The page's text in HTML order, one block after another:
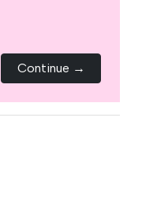
Continue →